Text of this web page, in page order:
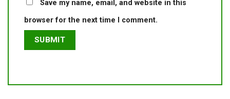
Save my name, email, and website in this
browser for the next time I comment.